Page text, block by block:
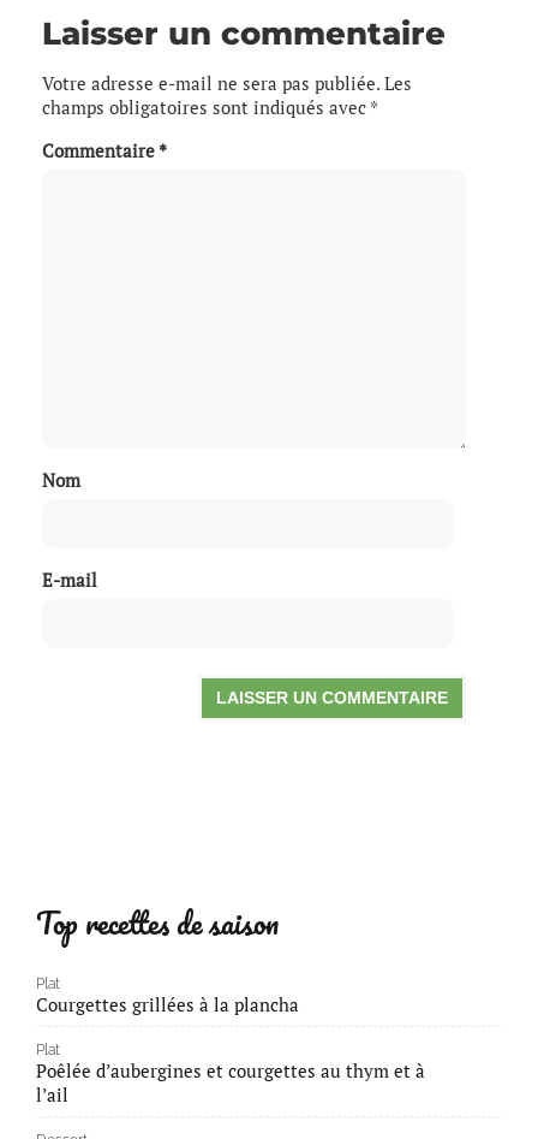
Laisser un commentaire
Votre adresse e-mail ne sera pas publiée. Les
champs obligatoires sont indiqués avec *
Commentaire *
Nom
E-mail
Top recettes de saison
Plat
Courgettes grillées à la plancha
Plat
Poêlée d’aubergines et courgettes au thym et à
l’ail